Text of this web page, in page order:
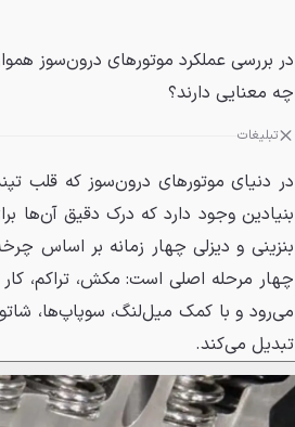
در بررسی عملکرد موتورهای درون‌سوز
چه معنایی دارند؟
تبلیغات
در دنیای موتورهای درون‌سوز که قلب
بنیادین وجود دارد که درک دقیق آن‌ها
بنزینی و دیزلی چهار زمانه بر اساس
چهار مرحله اصلی است: مکش، تراکم،
می‌رود و با کمک میل‌لنگ، سوپاپ‌ها،
تبدیل می‌کند.